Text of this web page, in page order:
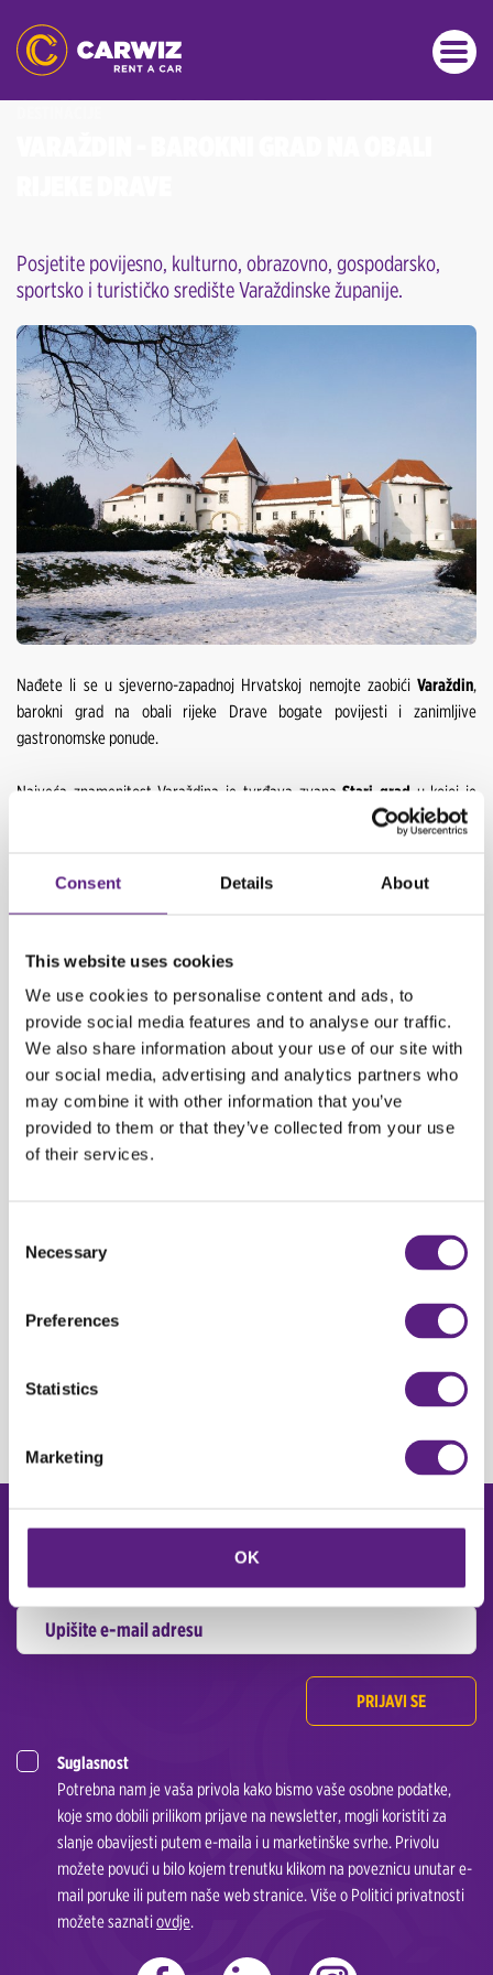
Consent Details About
This website uses cookies
We use cookies to personalise content and ads, to
provide social media features and to analyse our traffic.
We also share information about your use of our site with
our social media, advertising and analytics partners who
may combine it with other information that you’ve
provided to them or that they’ve collected from your use
of their services.
Selection
Necessary
Preferences
Statistics
Marketing
OK
Posjetite povijesno, kulturno, obrazovno, gospodarsko,
sportsko i turističko središte Varaždinske županije.
Nađete li se u sjeverno-zapadnoj Hrvatskoj nemojte zaobići Varaždin,
barokni grad na obali rijeke Drave bogate povijesti i zanimljive
gastronomske ponude.
Najveća znamenitost Varaždina je tvrđava zvanaStari gradu kojoj je
a oko nje prepoznatljivi bedemi.
U obilasku grada neće vas zaobići niti palače - Erdödy, Patačić, Patačić –
dnevna događanja i promatrajte okolinu. Ako se nađete u Varaždinu
klipić ili jedan od varaždinskih specijaliteta - meso u umaku od grožđa.
Želite li razgledati javne skulpture svakako nemojte zaobići barokni kip sv.
Ivana Nepomuka, kao i Meštrovićevo kiparsko djelo Grgura Ninskog.
Uz brojne povijesne građevine i baroknu raskoš, posjetite li Varaždin
možete obići i stalni postav
, upoznajte šarmantni
gradić koji je nekada ponosno nosio naziv glavnog grada i stvarajte
nezaboravna iskustva.
NATRAG
Prijavite se na CARWIZ newsletter i primajte posebne ponude putem
elektronske pošte.
PRIJAVI SE
Suglasnost
Potrebna nam je vaša privola kako bismo vaše osobne podatke,
koje smo dobili prilikom prijave na newsletter, mogli koristiti za
slanje obavijesti putem e-maila i u marketinške svrhe. Privolu
možete povući u bilo kojem trenutku klikom na poveznicu unutar e-
mail poruke ili putem naše web stranice. Više o Politici privatnosti
možete saznatiovdje.